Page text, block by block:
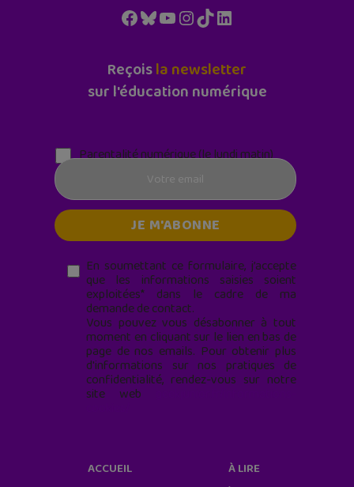
Facebook
Bluesky
YouTube
Instagram
TikTokLinkedIn
Reçoisla newsletter
sur l'éducation numérique
Parentalité numérique (le lundi matin)
En soumettant ce formulaire, j’accepte
que les informations saisies soient
exploitées* dans le cadre de ma
demande de contact.
Vous pouvez vous désabonner à tout
moment en cliquant sur le lien en bas de
page de nos emails. Pour obtenir plus
d'informations sur nos pratiques de
confidentialité, rendez-vous sur notre
site web
ACCUEIL
À LIRE